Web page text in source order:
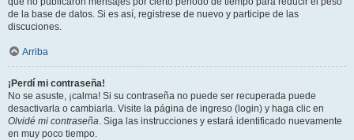
de la base de datos. Si es así, registrese de nuevo y participe de las
discuciones.
Arriba
¡Perdí mi contraseña!
No se asuste, ¡calma! Si su contraseña no puede ser recuperada puede
desactivarla o cambiarla. Visite la página de ingreso (login) y haga clic en
Olvidé mi contraseña. Siga las instrucciones y estará identificado nuevamente
en muy poco tiempo.